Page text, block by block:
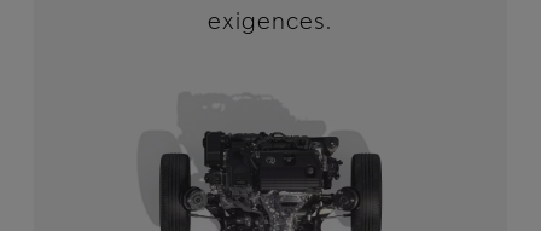
exigences.